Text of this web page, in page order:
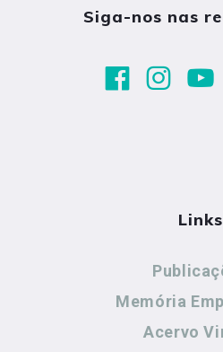
Siga-nos nas
Links
Memória
Acervo